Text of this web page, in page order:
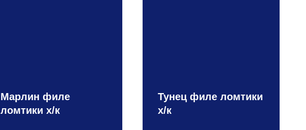
Марлин филе
ломтики х/к
Тунец филе ломтики
х/к